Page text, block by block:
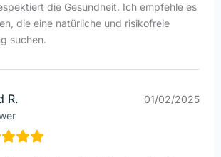
die Gesundheit. Ich empfehle es
die eine natürliche und risikofreie
suchen.
R. 01/02/2025